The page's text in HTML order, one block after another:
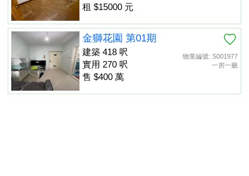
租 $15000 元
物業編號: S001977
一房一廳
金獅花園 第01期
建築 418 呎
實用 270 呎
售 $400 萬